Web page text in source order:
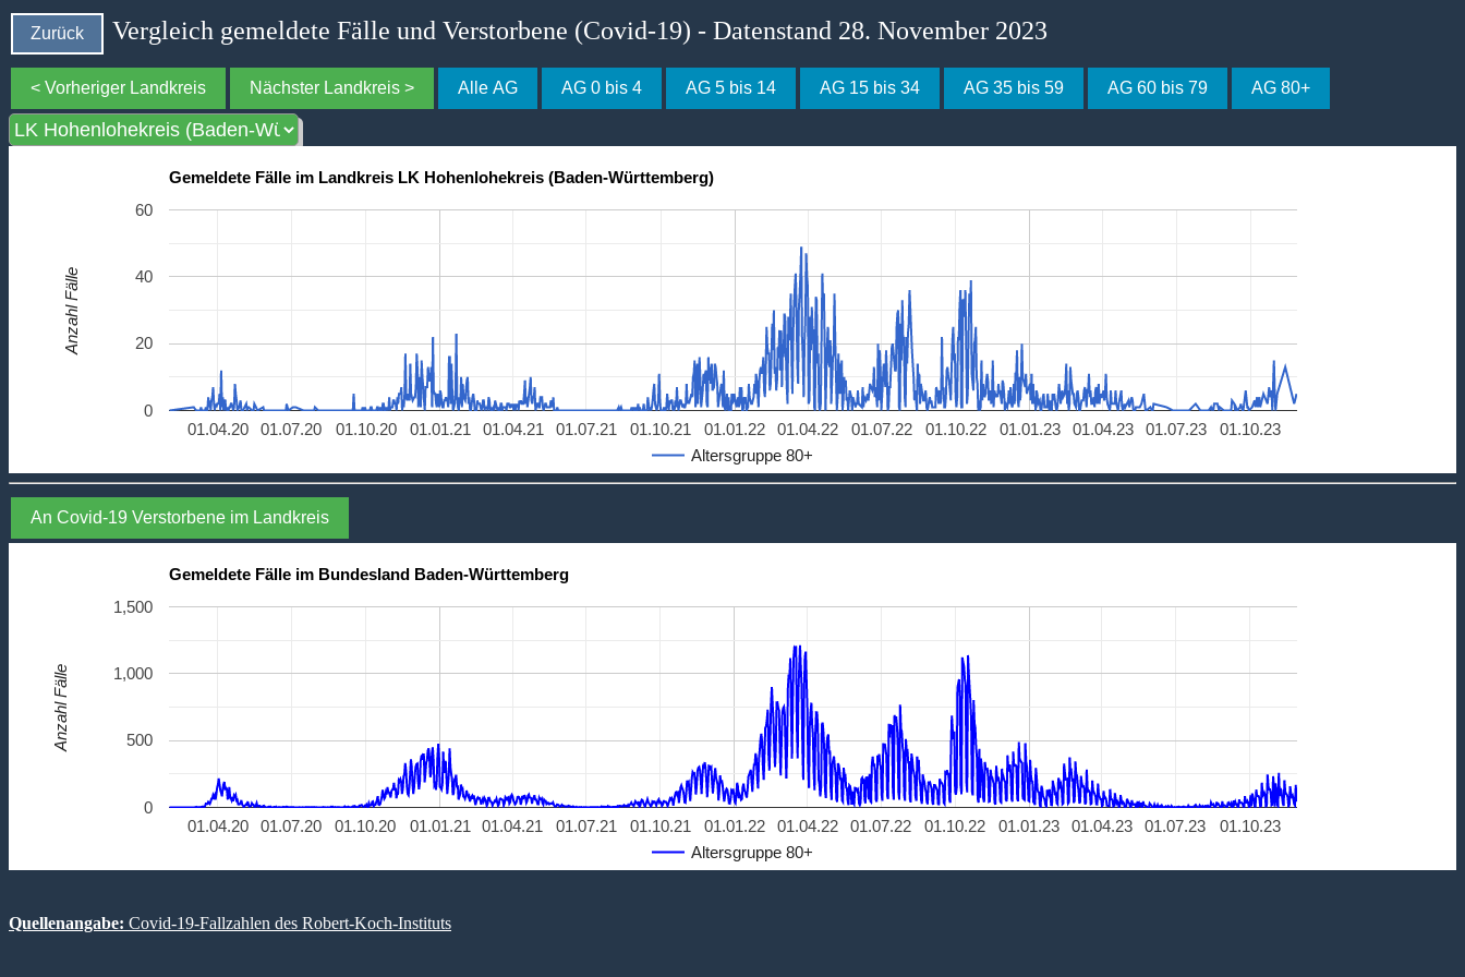
Zurück Vergleich gemeldete Fälle und Verstorbene (Covid-19) - Datenstand 28. November 2023
< Vorheriger Landkreis Nächster Landkreis > Alle AG AG 0 bis 4 AG 5 bis 14 AG 15 bis 34 AG 35 bis 59 AG 60 bis 79 AG 80+
Gemeldete Fälle im Landkreis LK Hohenlohekreis (Baden-Württemberg)
Altersgruppe 80+
01.01.21 01.01.22 01.01.23
01.04.20 01.07.20 01.10.20 01.04.21 01.07.21 01.10.21 01.04.22 01.07.22 01.10.22 01.04.23 01.07.23 01.10.23
0
20
40
60
Anzahl Fälle
An Covid-19 Verstorbene im Landkreis
Gemeldete Fälle im Bundesland Baden-Württemberg
Altersgruppe 80+
01.01.21 01.01.22 01.01.23
01.04.20 01.07.20 01.10.20 01.04.21 01.07.21 01.10.21 01.04.22 01.07.22 01.10.22 01.04.23 01.07.23 01.10.23
0
500
1,000
1,500
Anzahl Fälle
Quellenangabe: Covid-19-Fallzahlen des Robert-Koch-Instituts